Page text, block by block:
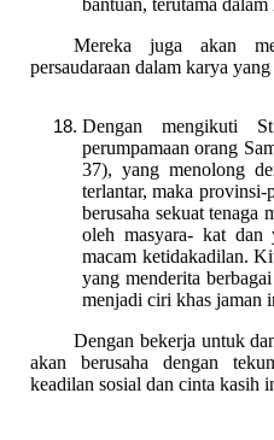
bantuan, terutama
Mereka juga akan
persaudaraan dalam karya
Dengan mengikuti
perumpamaan orang
37), yang menolong
terlantar, maka provinsi-
berusaha sekuat tenaga
oleh masyara- kat dan
macam ketidakadilan.
yang menderita
menjadi ciri khas jaman
Dengan bekerja untuk
akan berusaha dengan
keadilan sosial dan cinta kasih